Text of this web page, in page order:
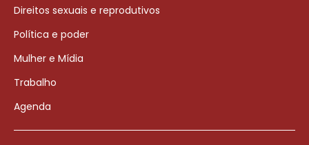
Direitos sexuais e reprodutivos
Política e poder
Mulher e Mídia
Trabalho
Agenda